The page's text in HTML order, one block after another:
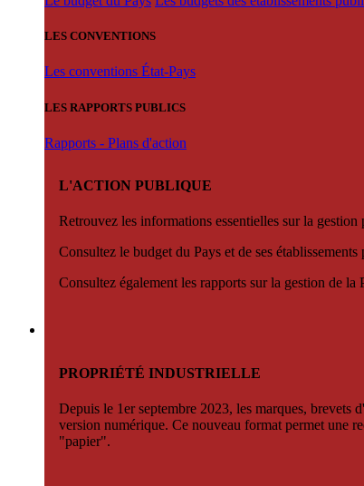
LES CONVENTIONS
Les conventions État-Pays
LES RAPPORTS PUBLICS
Rapports - Plans d'action
L'ACTION PUBLIQUE
Retrouvez les informations essentielles sur la
Consultez le budget du Pays et de ses
Consultez également les rapports sur la gestion de
PROPRIÉTÉ INDUSTRIELLE
Depuis le 1er septembre 2023, les marques,
version numérique. Ce nouveau format permet une
"papier".